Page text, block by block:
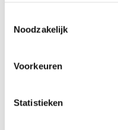
Noodzakelijk
Voorkeuren
Statistieken
Desondanks is het
Platform Mobiliteit &
website wordt
het recht voor om
onmiddellijke ingang